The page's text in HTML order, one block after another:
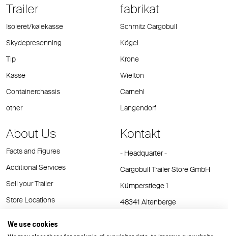
Trailer
Isoleret/kølekasse
Skydepresenning
Tip
Kasse
Containerchassis
other
fabrikat
Schmitz Cargobull
Kögel
Krone
Wielton
Carnehl
Langendorf
About Us
Facts and Figures
Additional Services
Sell your Trailer
Store Locations
Kontakt
- Headquarter -
Cargobull Trailer Store GmbH
Kümperstiege 1
48341 Altenberge
We use cookies